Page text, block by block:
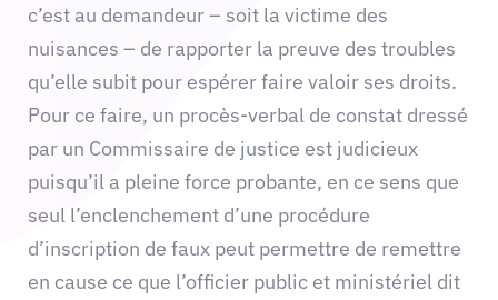
c’est au demandeur – soit la victime des
nuisances – de rapporter la preuve des troubles
qu’elle subit pour espérer faire valoir ses droits.
Pour ce faire, un procès-verbal de constat dressé
par un Commissaire de justice est judicieux
puisqu’il a pleine force probante, en ce sens que
seul l’enclenchement d’une procédure
d’inscription de faux peut permettre de remettre
en cause ce que l’officier public et ministériel dit